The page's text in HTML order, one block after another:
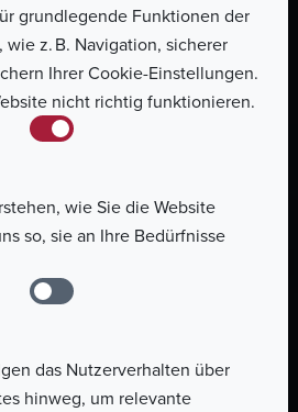
grundlegende Funktionen der
z. B. Navigation, sicherer
Ihrer Cookie-Einstellungen.
nicht richtig funktionieren.
wie Sie die Website
so, sie an Ihre Bedürfnisse
das Nutzerverhalten über
hinweg, um relevante